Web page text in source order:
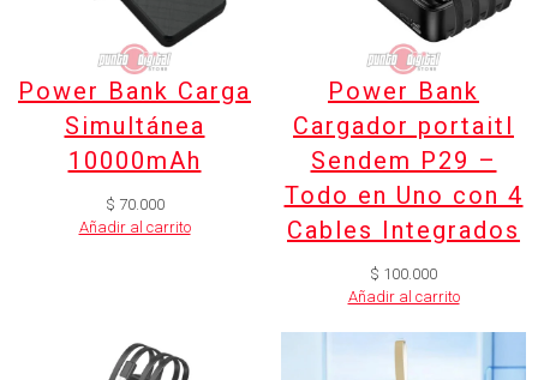
Power Bank Carga
Simultánea
10000mAh
$ 70.000
Añadir al carrito
Power Bank
Cargador portaitl
Sendem P29 –
Todo en Uno con 4
Cables Integrados
$ 100.000
Añadir al carrito